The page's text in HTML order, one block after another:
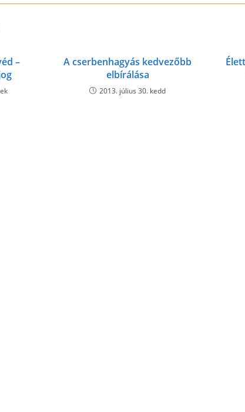
–
A cserbenhagyás kedvezőbb
elbírálása
2013. július 30. kedd